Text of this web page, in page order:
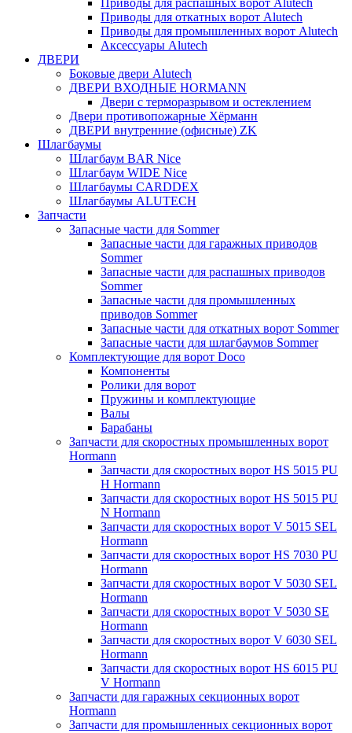
Приводы для распашных ворот Alutech
Приводы для откатных ворот Alutech
Приводы для промышленных ворот Alutech
Аксессуары Alutech
ДВЕРИ
Боковые двери Alutech
ДВЕРИ ВХОДНЫЕ HORMANN
Двери с терморазрывом и остеклением
Двери противопожарные Хёрманн
ДВЕРИ внутренние (офисные) ZK
Шлагбаумы
Шлагбаум BAR Nice
Шлагбаум WIDE Nice
Шлагбаумы CARDDEX
Шлагбаумы ALUTECH
Запчасти
Запасные части для Sommer
Запасные части для гаражных приводов
Sommer
Запасные части для распашных приводов
Sommer
Запасные части для промышленных
приводов Sommer
Запасные части для откатных ворот Sommer
Запасные части для шлагбаумов Sommer
Комплектующие для ворот Doco
Компоненты
Ролики для ворот
Пружины и комплектующие
Валы
Барабаны
Запчасти для скоростных промышленных ворот
Hormann
Запчасти для скоростных ворот HS 5015 PU
H Hormann
Запчасти для скоростных ворот HS 5015 PU
N Hormann
Запчасти для скоростных ворот V 5015 SEL
Hormann
Запчасти для скоростных ворот HS 7030 PU
Hormann
Запчасти для скоростных ворот V 5030 SEL
Hormann
Запчасти для скоростных ворот V 5030 SE
Hormann
Запчасти для скоростных ворот V 6030 SEL
Hormann
Запчасти для скоростных ворот HS 6015 PU
V Hormann
Запчасти для гаражных секционных ворот
Hormann
Запчасти для промышленных секционных ворот